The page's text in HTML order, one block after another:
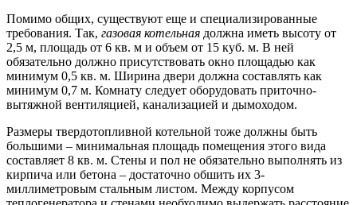
Помимо общих, существуют еще и специализированные
требования. Так, газовая котельная должна иметь высоту от
2,5 м, площадь от 6 кв. м и объем от 15 куб. м. В ней
обязательно должно присутствовать окно площадью как
минимум 0,5 кв. м. Ширина двери должна составлять как
минимум 0,7 м. Комнату следует оборудовать приточно-
вытяжной вентиляцией, канализацией и дымоходом.
Размеры твердотопливной котельной тоже должны быть
большими – минимальная площадь помещения этого вида
составляет 8 кв. м. Стены и пол не обязательно выполнять из
кирпича или бетона – достаточно обшить их 3-
миллиметровым стальным листом. Между корпусом